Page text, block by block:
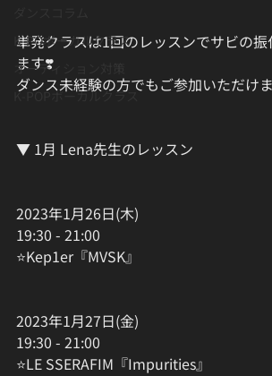
K-POボーカルクラス
オーディション対策
K-POPボーカルクラス
単発クラスは1回のレッスンでサビの
ます❣️
ダンス未経験の方でもご参加いただけ
▼ 1月 Lena先生のレッスン
2023年1月26日(木)
19:30 - 21:00
⭐Kep1er『MVSK』
2023年1月27日(金)
19:30 - 21:00
⭐LE SSERAFIM『Impurities』